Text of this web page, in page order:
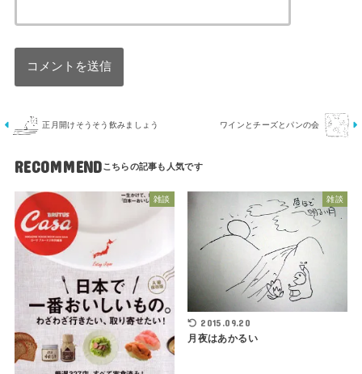
正月開けそうそう飲みましょう ワインとチーズとパンの会
RECOMMEND
雑談 雑談
2015.09.20
月夜はあかるい